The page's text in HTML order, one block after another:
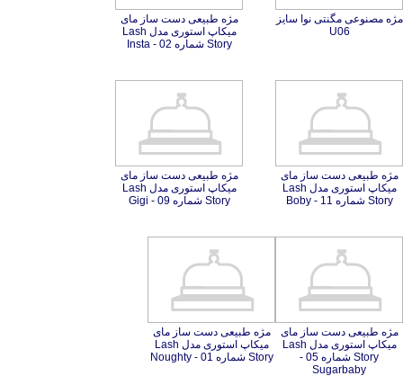
مژه طبیعی دست ساز مای
میکاپ استوری مدل Lash
مژه طبیعی دست ساز مای
میکاپ استوری مدل Lash
مژه طبیعی دست ساز مای
میکاپ استوری مدل Lash
مژه طبیعی دست ساز مای
میکاپ استوری مدل Lash
Story شماره 05 - مژه طبیعی دست ساز مای
میکاپ استوری مدل Lash